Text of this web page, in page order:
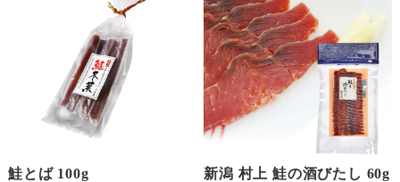
鮭とば 100g 新潟 村上 鮭の酒びたし 60g